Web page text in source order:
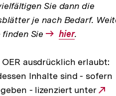
Sie dann die
je nach Bedarf.
finden Sie
Interner
hier.
ausdrücklich erlaubt:
Inhalte sind - sofern
- lizenziert unter